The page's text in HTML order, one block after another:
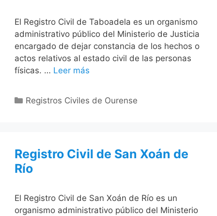
El Registro Civil de Taboadela es un organismo
administrativo público del Ministerio de Justicia
encargado de dejar constancia de los hechos o
actos relativos al estado civil de las personas
físicas. … Leer más
Categorías
Registros Civiles de Ourense
Registro Civil de San Xoán de
Río
El Registro Civil de San Xoán de Río es un
organismo administrativo público del Ministerio